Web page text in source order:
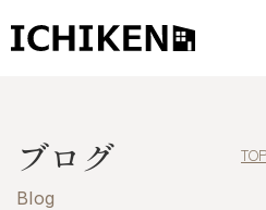
ブログ
ブログ
Blog
TOP